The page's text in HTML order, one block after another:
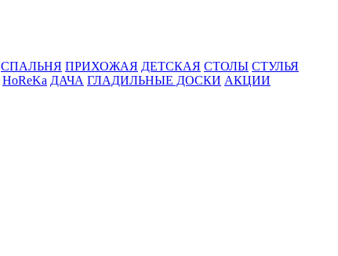
СПАЛЬНЯ ПРИХОЖАЯ ДЕТСКАЯ СТОЛЫ СТУЛЬЯ
HoReKa ДАЧА ГЛАДИЛЬНЫЕ ДОСКИ АКЦИИ